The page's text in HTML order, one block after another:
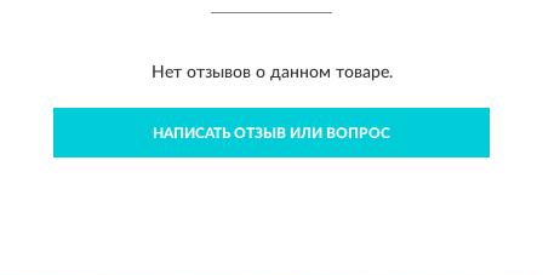
Нет отзывов о данном товаре.
НАПИСАТЬ ОТЗЫВ ИЛИ ВОПРОС